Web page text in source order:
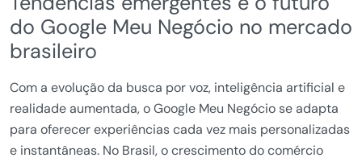
do Google Meu Negócio no mercado
brasileiro
Com a evolução da busca por voz, inteligência artificial e
realidade aumentada, o Google Meu Negócio se adapta
para oferecer experiências cada vez mais personalizadas
e instantâneas. No Brasil, o crescimento do comércio